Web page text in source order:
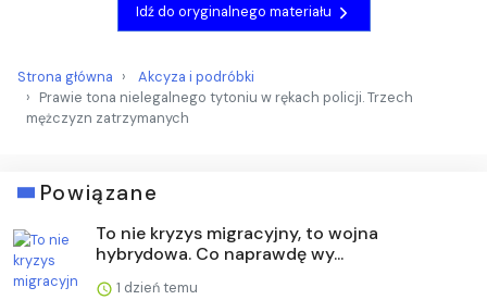
Idź do oryginalnego materiału
Strona główna
Akcyza i podróbki
Prawie tona nielegalnego tytoniu w rękach policji. Trzech
mężczyzn zatrzymanych
Powiązane
To nie kryzys migracyjny, to wojna
hybrydowa. Co naprawdę wy...
1 dzień temu